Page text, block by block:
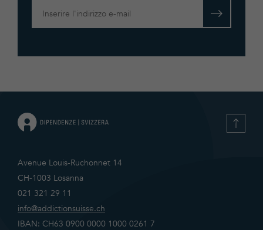
Condizioni d’uso e l’Informativa
Avenue Louis-Ruchonnet 14
CH-1003 Losanna
021 321 29 11
info@addictionsuisse.ch
IBAN: CH63 0900 0000 1000 0261 7